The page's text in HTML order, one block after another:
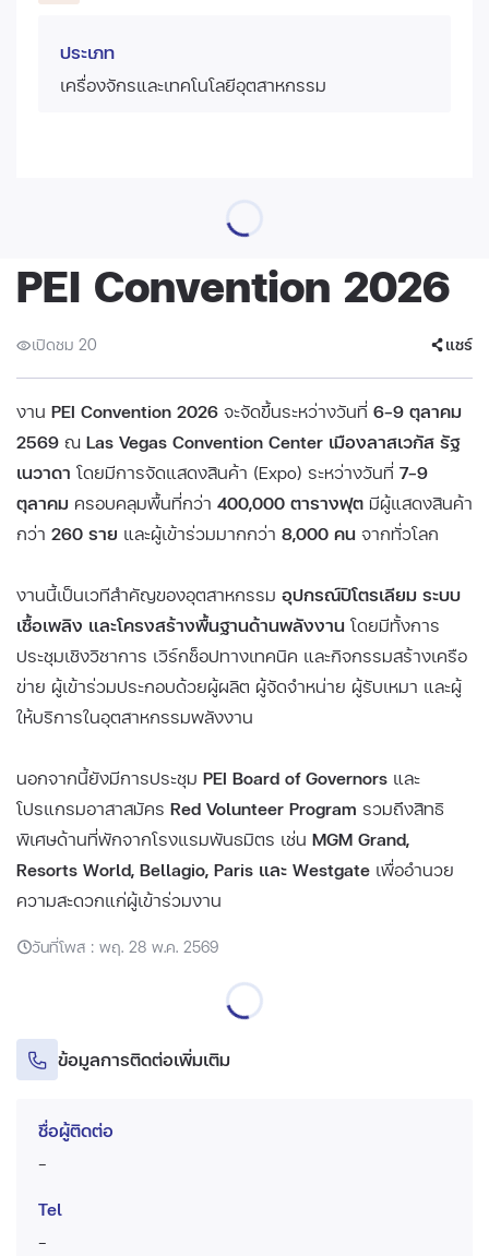
ประเภท
เครื่องจักรและเทคโนโลยีอุตสาหกรรม
PEI Convention 2026
เปิดชม 20 แชร์
งาน PEI Convention 2026 จะจัดขึ้นระหว่างวันที่ 6–9 ตุลาคม
2569 ณ Las Vegas Convention Center เมืองลาสเวกัส รัฐ
เนวาดา โดยมีการจัดแสดงสินค้า (Expo) ระหว่างวันที่ 7–9
ตุลาคม ครอบคลุมพื้นที่กว่า 400,000 ตารางฟุต มีผู้แสดงสินค้า
กว่า 260 ราย และผู้เข้าร่วมมากกว่า 8,000 คน จากทั่วโลก
งานนี้เป็นเวทีสำคัญของอุตสาหกรรม อุปกรณ์ปิโตรเลียม ระบบ
เชื้อเพลิง และโครงสร้างพื้นฐานด้านพลังงาน โดยมีทั้งการ
ประชุมเชิงวิชาการ เวิร์กช็อปทางเทคนิค และกิจกรรมสร้างเครือ
ข่าย ผู้เข้าร่วมประกอบด้วยผู้ผลิต ผู้จัดจำหน่าย ผู้รับเหมา และผู้
ให้บริการในอุตสาหกรรมพลังงาน
นอกจากนี้ยังมีการประชุม PEI Board of Governors และ
โปรแกรมอาสาสมัคร Red Volunteer Program รวมถึงสิทธิ
พิเศษด้านที่พักจากโรงแรมพันธมิตร เช่น MGM Grand,
Resorts World, Bellagio, Paris และ Westgate เพื่ออำนวย
ความสะดวกแก่ผู้เข้าร่วมงาน
วันที่โพส : พฤ. 28 พ.ค. 2569
ข้อมูลการติดต่อเพิ่มเติม
ชื่อผู้ติดต่อ
-
Tel
-